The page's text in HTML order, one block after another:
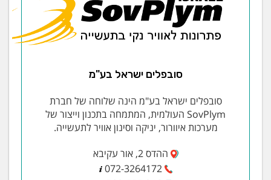
סובפלים ישראל בע"מ
סובפלים ישראל בע"מ הינה שלוחה של חברת
SovPlym העולמית, המתמחה בתכנון וייצור של
מערכות איוורור, יניקה וסינון אוויר לתעשייה.
ההדס 2, אור עקיבא
072-3264172